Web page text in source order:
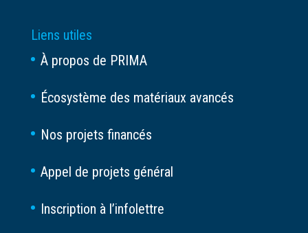
Liens utiles
À propos de PRIMA
Écosystème des matériaux avancés
Nos projets financés
Appel de projets général
Inscription à l’infolettre